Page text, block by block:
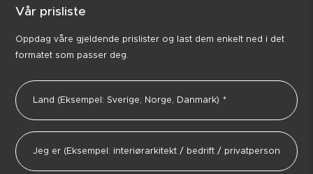
Vår prisliste
Oppdag våre gjeldende prislister og last dem enkelt ned i det
formatet som passer deg.